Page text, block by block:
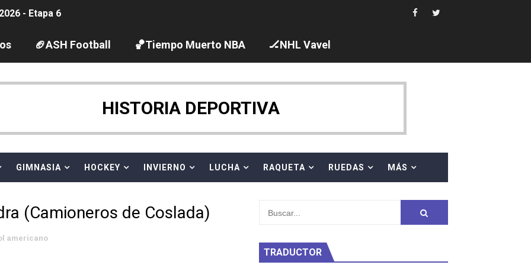
- Etapa 6
2026
abiertas 2026 (París, Francia) - Dobletes de Wellbrock y Taddeucci. Ángela Martínez 5ª en 10km
moderno 2026 (Estambul, Turquía)
artística 2026 (París, Francia) - España domina junto al equipo neutral ruso, llevándose 8 medallas, seis para
2026 - Playoffs
🏈ASH Football 🏀Tiempo Muerto NBA 🏒NHL Vavel
HISTORIA DEPORTIVA
GIMNASIA HOCKEY INVIERNO LUCHA RAQUETA RUEDAS MÁS
(Camioneros de Coslada)
americano
TRADUCTOR